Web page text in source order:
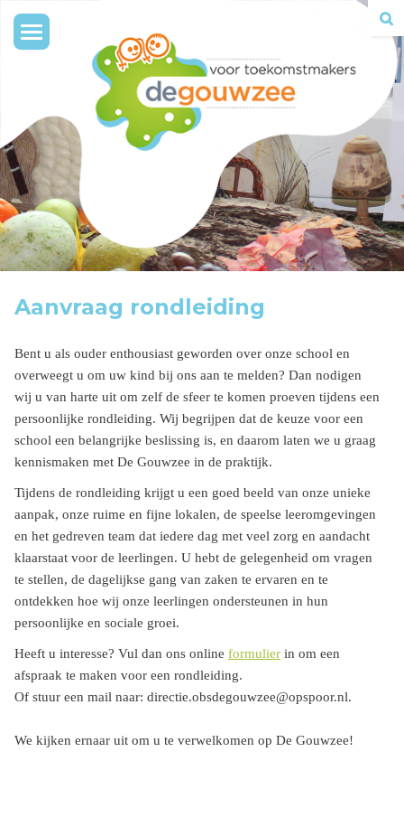
Toggle
navigation
Aanvraag rondleiding
Bent u als ouder enthousiast geworden over onze school en
overweegt u om uw kind bij ons aan te melden? Dan nodigen
wij u van harte uit om zelf de sfeer te komen proeven tijdens een
persoonlijke rondleiding. Wij begrijpen dat de keuze voor een
school een belangrijke beslissing is, en daarom laten we u graag
kennismaken met De Gouwzee in de praktijk.
Tijdens de rondleiding krijgt u een goed beeld van onze unieke
aanpak, onze ruime en fijne lokalen, de speelse leeromgevingen
en het gedreven team dat iedere dag met veel zorg en aandacht
klaarstaat voor de leerlingen. U hebt de gelegenheid om vragen
te stellen, de dagelijkse gang van zaken te ervaren en te
ontdekken hoe wij onze leerlingen ondersteunen in hun
persoonlijke en sociale groei.
Heeft u interesse? Vul dan ons online formulier in om een
afspraak te maken voor een rondleiding.
Of stuur een mail naar: directie.obsdegouwzee@opspoor.nl.
We kijken ernaar uit om u te verwelkomen op De Gouwzee!